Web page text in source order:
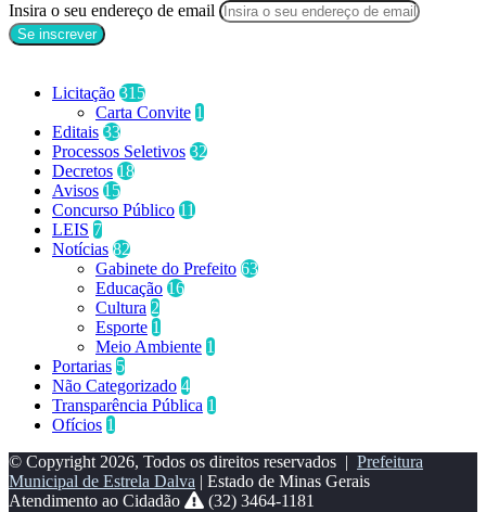
Insira o seu endereço de email
Licitação 315
Carta Convite 1
Editais 33
Processos Seletivos 32
Decretos 18
Avisos 15
Concurso Público 11
LEIS 7
Notícias 82
Gabinete do Prefeito 63
Educação 16
Cultura 2
Esporte 1
Meio Ambiente 1
Portarias 5
Não Categorizado 4
Transparência Pública 1
Ofícios 1
© Copyright 2026, Todos os direitos reservados | Prefeitura
Municipal de Estrela Dalva | Estado de Minas Gerais
Atendimento ao Cidadão
(32) 3464-1181